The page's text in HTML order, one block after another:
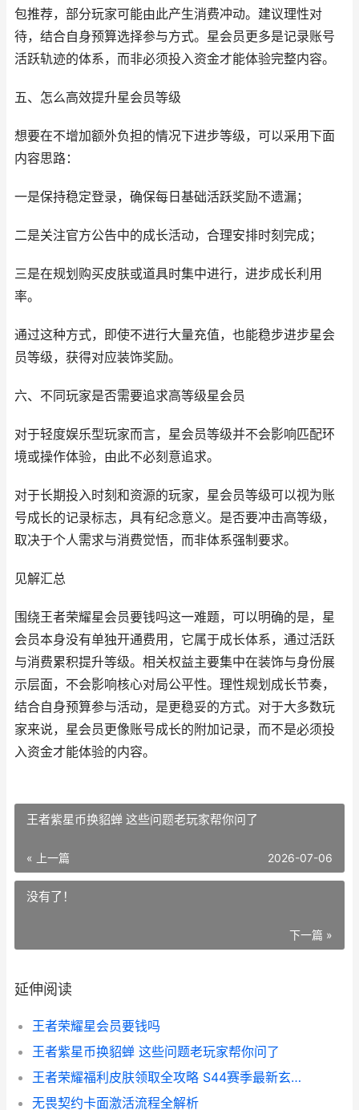
包推荐，部分玩家可能由此产生消费冲动。建议理性对
待，结合自身预算选择参与方式。星会员更多是记录账号
活跃轨迹的体系，而非必须投入资金才能体验完整内容。
五、怎么高效提升星会员等级
想要在不增加额外负担的情况下进步等级，可以采用下面
内容思路：
一是保持稳定登录，确保每日基础活跃奖励不遗漏；
二是关注官方公告中的成长活动，合理安排时刻完成；
三是在规划购买皮肤或道具时集中进行，进步成长利用
率。
通过这种方式，即使不进行大量充值，也能稳步进步星会
员等级，获得对应装饰奖励。
六、不同玩家是否需要追求高等级星会员
对于轻度娱乐型玩家而言，星会员等级并不会影响匹配环
境或操作体验，由此不必刻意追求。
对于长期投入时刻和资源的玩家，星会员等级可以视为账
号成长的记录标志，具有纪念意义。是否要冲击高等级，
取决于个人需求与消费觉悟，而非体系强制要求。
见解汇总
围绕王者荣耀星会员要钱吗这一难题，可以明确的是，星
会员本身没有单独开通费用，它属于成长体系，通过活跃
与消费累积提升等级。相关权益主要集中在装饰与身份展
示层面，不会影响核心对局公平性。理性规划成长节奏，
结合自身预算参与活动，是更稳妥的方式。对于大多数玩
家来说，星会员更像账号成长的附加记录，而不是必须投
入资金才能体验的内容。
王者紫星币换貂蝉 这些问题老玩家帮你问了
« 上一篇 2026-07-06
没有了！
下一篇 »
延伸阅读
王者荣耀星会员要钱吗
王者紫星币换貂蝉 这些问题老玩家帮你问了
王者荣耀福利皮肤领取全攻略 S44赛季最新玄学爆料
无畏契约卡面激活流程全解析